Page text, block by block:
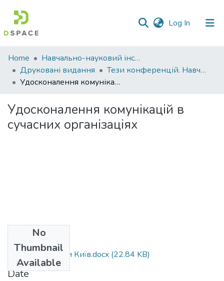
Log In (current)
Communities
&
Collections
Statistics
Home
Навчально-науковий інститут економіки, управління, права та інформаційних технологій
Друковані видання
Тези конференцій. Навчально-науковий інститут економіки, управління, права та інформаційних технологій
Удосконалення комунікацій в сучасних організаціях
Удосконалення комунікацій в
сучасних організаціях
No
Thumbnail
Available
Шульженко тези Київ.docx (22.84 KB)
Date